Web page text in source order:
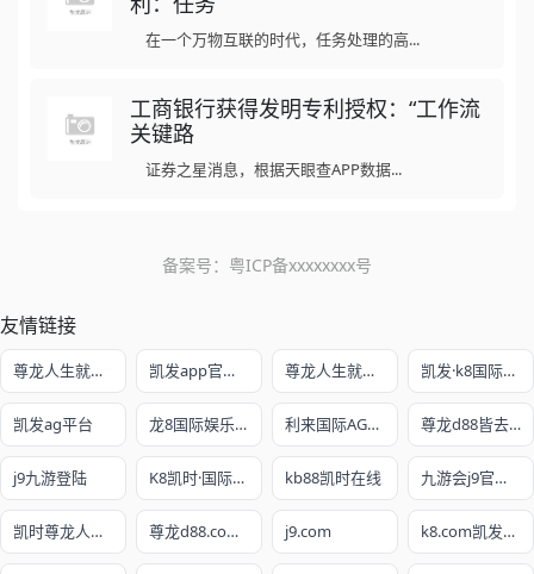
在一个万物互联的时代，任务处理的高...
工商银行获得发明专利授权：“工作流
关键路
证券之星消息，根据天眼查APP数据...
备案号： 粤ICP备xxxxxxxx号
友情链接
尊龙人生就是博!开户 凯发app官方网站 尊龙人生就是赌 凯发·k8国际娱乐官网入口
凯发ag平台 龙8国际娱乐老虎机官网 利来国际AG真人旗舰厅 尊龙d88皆去AG发财网
j9九游登陆 K8凯时·国际官方网站 kb88凯时在线 九游会j9官网ag
凯时尊龙人生就是博 尊龙d88.com注册网址 j9.com k8.com凯发最新网址